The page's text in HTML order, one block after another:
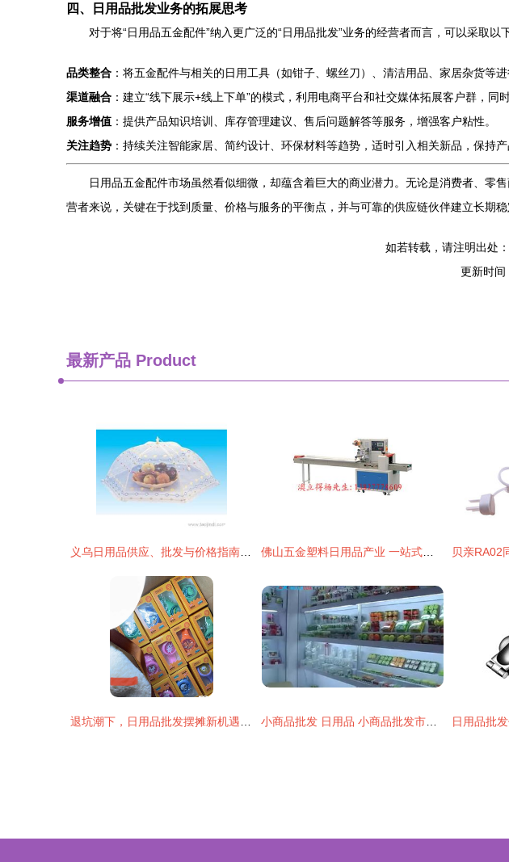
四、日用品批发业务的拓展思考
对于将“日用品五金配件”纳入更广泛的“日用品批发”业务的经营者而言，可以采取以
品类整合 ：将五金配件与相关的日用工具（如钳子、螺丝刀）、清洁用品、家居杂货等
渠道融合 ：建立“线下展示+线上下单”的模式，利用电商平台和社交媒体拓展客户群，同
服务增值 ：提供产品知识培训、库存管理建议、售后问题解答等服务，增强客户粘性。
关注趋势 ：持续关注智能家居、简约设计、环保材料等趋势，适时引入相关新品，保持产
日用品五金配件市场虽然看似细微，却蕴含着巨大的商业潜力。无论是消费者、零
营者来说，关键在于找到质量、价格与服务的平衡点，并与可靠的供应链伙伴建立长期
如若转载，请注明出处
更新时
最新产品 Product